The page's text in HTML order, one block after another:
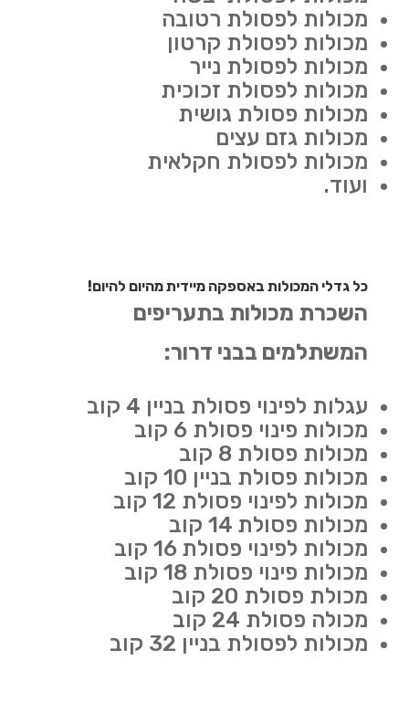
מכולות לפסולת רטובה
מכולות לפסולת קרטון
מכולות לפסולת נייר
מכולות לפסולת זכוכית
מכולות פסולת גושית
מכולות גזם עצים
מכולות לפסולת חקלאית
ועוד.
כל גדלי המכולות באספקה מיידית מהיום להיום!
השכרת מכולות בתעריפים
המשתלמים בבני דרור:
עגלות לפינוי פסולת בניין 4 קוב
מכולות פינוי פסולת 6 קוב
מכולות פסולת 8 קוב
מכולות פסולת בניין 10 קוב
מכולות לפינוי פסולת 12 קוב
מכולות פסולת 14 קוב
מכולות לפינוי פסולת 16 קוב
מכולות פינוי פסולת 18 קוב
מכולת פסולת 20 קוב
מכולה פסולת 24 קוב
מכולות לפסולת בניין 32 קוב